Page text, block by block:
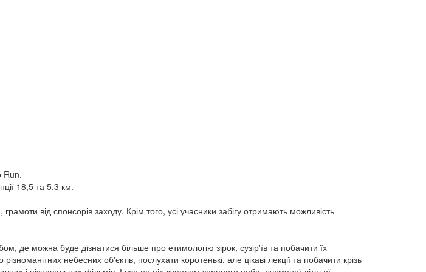
Run.
18,5 та 5,3 км.
від спонсорів заходу. Крім того, усі учасники забігу отримають можливість
де можна буде дізнатися більше про етимологію зірок, сузір'їв та побачити їх
небесних об'єктів, послухати коротенькі, але цікаві лекції та побачити крізь